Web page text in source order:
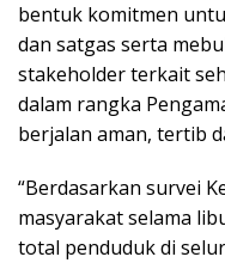
bentuk komitmen
dan satgas serta
stakeholder terkait
dalam rangka
berjalan aman, tertib
“Berdasarkan survei
masyarakat selama
total penduduk di